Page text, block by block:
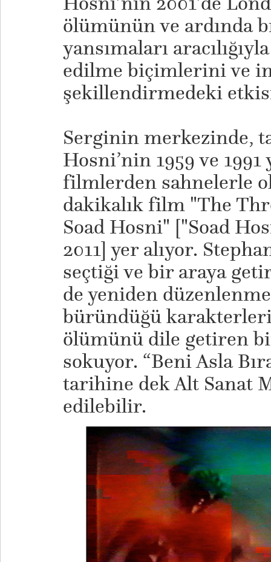
ölümünün ve ardında
yansımaları
edilme biçimlerini ve
şekillendirmedeki
Serginin merkezinde,
Hosni’nin 1959 ve 1991
filmlerden sahnelerle
dakikalık film "The
Soad Hosni" ["Soad
2011] yer alıyor.
seçtiği ve bir araya
de yeniden
büründüğü
ölümünü dile getiren
sokuyor. “Beni Asla
tarihine dek Alt Sanat
edilebilir.